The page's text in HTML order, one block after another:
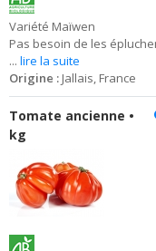
Variété Maïwen
Pas besoin de les
... lire la suite
Origine : Jallais, France
Tomate ancienne •
kg